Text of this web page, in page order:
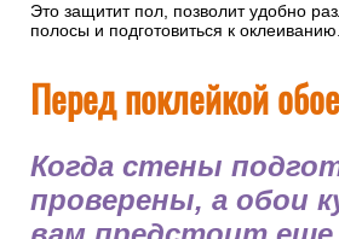
Это защитит пол, позволит удобно
полосы и подготовиться к оклеиванию.
Перед поклейкой
Когда стены
проверены, а обои